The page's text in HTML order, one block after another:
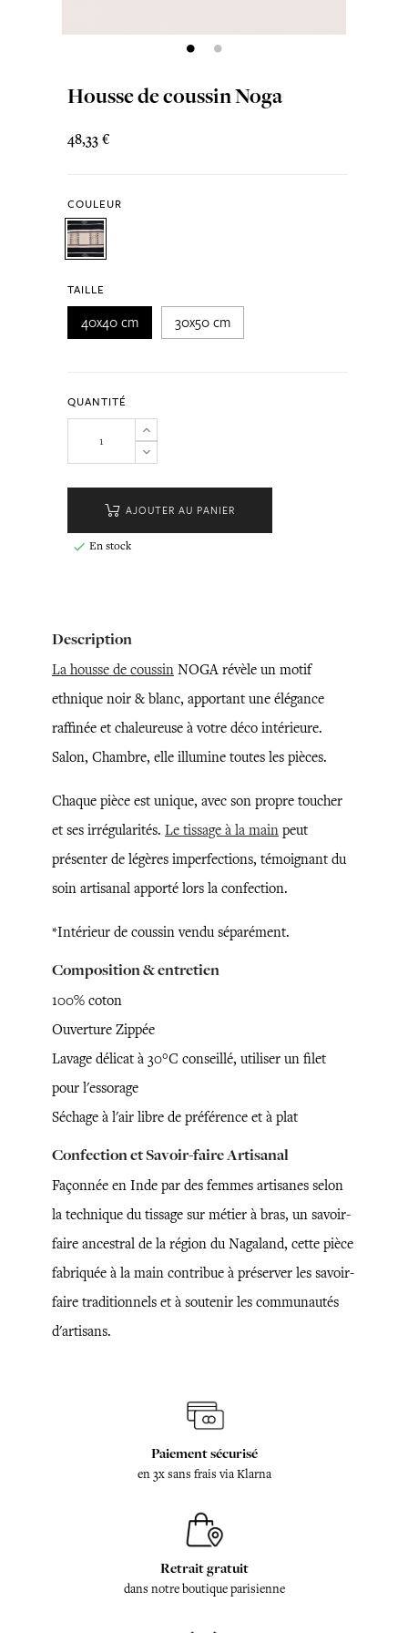
Housse de coussin Noga
48,33 €
COULEUR
TAILLE
40x40 cm 30x50 cm
QUANTITÉ
AJOUTER AU PANIER
 En stock
Description
La housse de coussin NOGA révèle un motif
ethnique noir & blanc, apportant une élégance
raffinée et chaleureuse à votre déco intérieure.
Salon, Chambre, elle illumine toutes les pièces.
Chaque pièce est unique, avec son propre toucher
et ses irrégularités. Le tissage à la main peut
présenter de légères imperfections, témoignant du
soin artisanal apporté lors la confection.
*Intérieur de coussin vendu séparément.
Composition & entretien
100% coton
Ouverture Zippée
Lavage délicat à 30°C conseillé, utiliser un filet
pour l'essorage
Séchage à l'air libre de préférence et à plat
Confection et Savoir-faire Artisanal
Façonnée en Inde par des femmes artisanes selon
la technique du tissage sur métier à bras, un savoir-
faire ancestral de la région du Nagaland, cette pièce
fabriquée à la main contribue à préserver les savoir-
faire traditionnels et à soutenir les communautés
d'artisans.
Paiement sécurisé
en 3x sans frais via Klarna
Retrait gratuit
dans notre boutique parisienne